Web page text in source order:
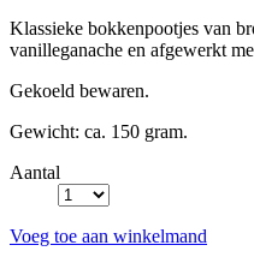
Klassieke bokkenpootjes van
vanilleganache en afgewerkt
Gekoeld bewaren.
Gewicht: ca. 150 gram.
Aantal
Voeg toe aan winkelmand